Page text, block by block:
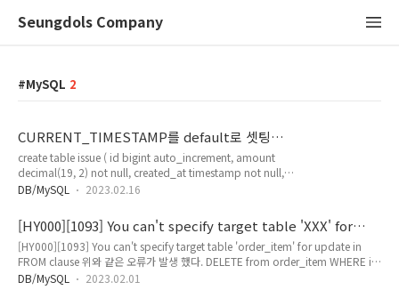
Seungdols Company
MySQL 2
CURRENT_TIMESTAMP를 default로 셋팅시
datagrip 오류
create table issue ( id bigint auto_increment, amount
decimal(19, 2) not null, created_at timestamp not null,
modified_at timestamp not null, constraint issue_pk
본다. created_at 컬럼에 빈값으로 넣어도 현재 시간을 저장하
고 싶어졌을때, default 값을 넣어주어야 한다. 그런데,
timestamp 타입의 컬럼에 default 값을 넣을때 문제가 생긴다!
[42000][1064] You have an error in your SQL syntax;
check the manual that corre..
DB/MySQL 2023.02.16
[HY000][1093] You can't specify target table 'XXX' for
update in FROM clause
[HY000][1093] You can't specify target table 'order_item' for update in
FROM clause 위와 같은 오류가 발생 했다. DELETE from order_item WHERE id
in ( SELECT * FROM order_item WHERE item_id IN( '1','2','3','4','5' ) ); 쿼리를
DB/MySQL 2023.02.01